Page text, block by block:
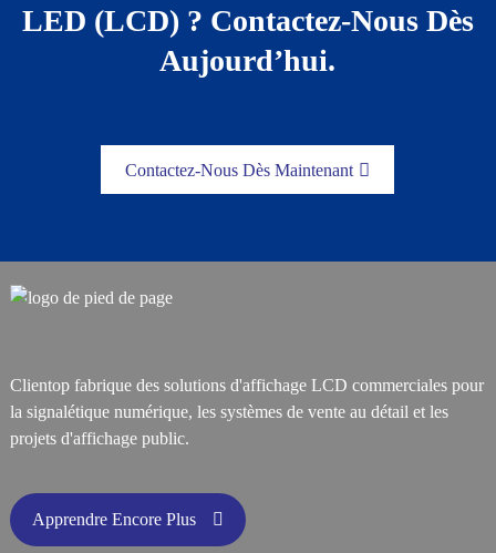
LED (LCD) ? Contactez-Nous Dès
Aujourd’hui.
Contactez-Nous Dès Maintenant
Clientop fabrique des solutions d'affichage LCD commerciales pour
la signalétique numérique, les systèmes de vente au détail et les
projets d'affichage public.
Apprendre Encore Plus